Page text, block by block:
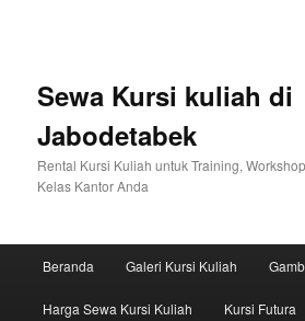
Sewa Kursi kuliah di
Jabodetabek
Rental Kursi Kuliah untuk Training,
Kelas Kantor Anda
Skip to primary content
Skip to secondary content
Beranda Galeri Kursi Kuliah
Harga Sewa Kursi Kuliah Kursi Futura